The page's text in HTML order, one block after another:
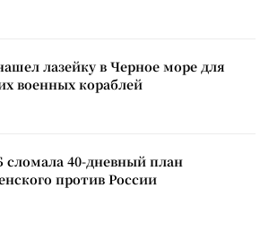
лазейку в Черное море для
военных кораблей
сломала 40-дневный план
против России